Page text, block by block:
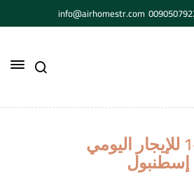
info@airhomestr.com
شقة فندقية 2+1 للإيجار اليومي